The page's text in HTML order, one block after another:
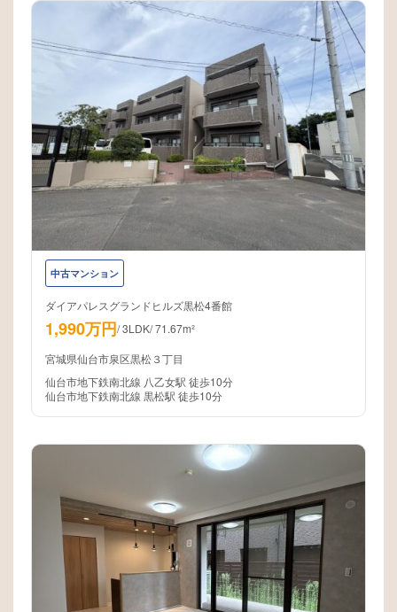
中古マンション
ダイアパレスグランドヒルズ黒松4番館
1,990万円/3LDK/71.67m²
宮城県仙台市泉区黒松３丁目
仙台市地下鉄南北線 八乙女駅 徒歩10分
仙台市地下鉄南北線 黒松駅 徒歩10分